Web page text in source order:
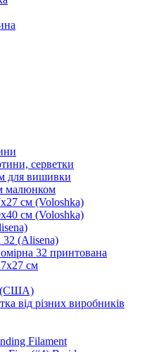
серветки
для вишивки
малюнком
см (Voloshka)
см (Voloshka)
32 (Alisena)
32 принтована
см
(США)
від різних виробників
Filament